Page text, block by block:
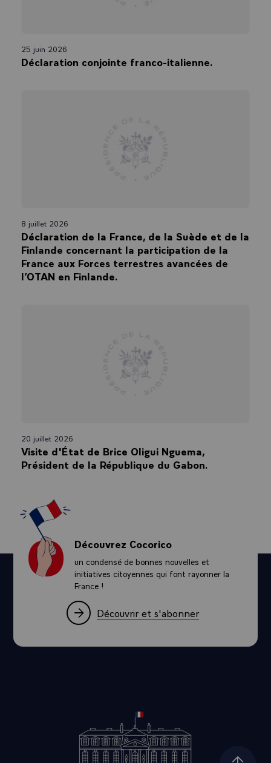
25 juin 2026
Déclaration conjointe franco-italienne.
8 juillet 2026
Déclaration de la France, de la Suède et de la
Finlande concernant la participation de la
France aux Forces terrestres avancées de
l’OTAN en Finlande.
20 juillet 2026
Visite d'État de Brice Oligui Nguema,
Président de la République du Gabon.
Découvrez Cocorico
un condensé de bonnes nouvelles et
initiatives citoyennes qui font rayonner la
France !
Découvrir et s'abonner